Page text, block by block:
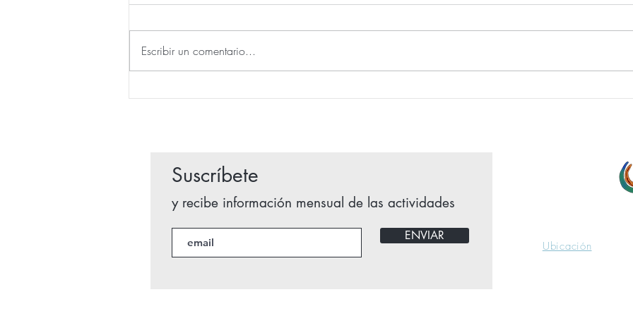
Escribir un comentario...
Suscríbete
y recibe información mensual de las actividades
ENVIAR
Ubicación